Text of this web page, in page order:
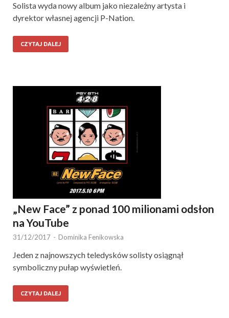
Solista wyda nowy album jako niezależny artysta i
dyrektor własnej agencji P-Nation.
CZYTAJ DALEJ
„New Face” z ponad 100 milionami odsłon
na YouTube
31/12/2017 - Dominika Fenikowska
Jeden z najnowszych teledysków solisty osiągnął
symboliczny pułap wyświetleń.
CZYTAJ DALEJ